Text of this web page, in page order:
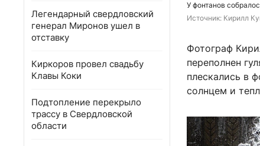
Легендарный свердловский
генерал Миронов ушел в
отставку
Киркоров провел свадьбу
Клавы Коки
Подтопление перекрыло
трассу в Свердловской
области
У фонтанов
Источник: Кирилл
Фотограф
переполнен
плескались в
солнцем и